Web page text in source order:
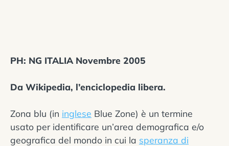
PH: NG ITALIA Novembre 2005
Da Wikipedia, l’enciclopedia libera.
Zona blu (in inglese Blue Zone) è un termine
usato per identificare un’area demografica e/o
geografica del mondo in cui la speranza di